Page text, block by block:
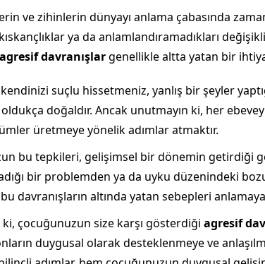
ve zihinlerin dünyayı anlama çabasında
kıskançlıklar ya da anlamlandıramadıkları
agresif davranışlargenellikle altta yatan bir
suçlu hissetmeniz, yanlış bir şeyler
oldukça doğaldır. Ancak unutmayın ki, her
üretmeye yönelik adımlar atmaktır.
bu tepkileri, gelişimsel bir dönemin getirdiği
bir problemden ya da uyku düzenindeki
davranışların altında yatan sebepleri
ki, çocuğunuzun size karşı gösterdiği agresif
duygusal olarak desteklenmeye ve